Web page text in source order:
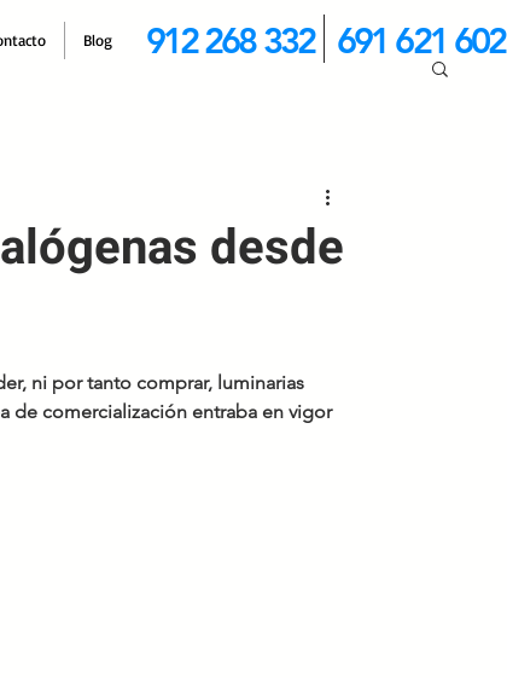
Blog 912 268 332 691 621 602
desde
ni por tanto comprar, luminarias
de comercialización entraba en vigor